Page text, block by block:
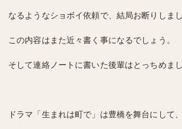
なるようなショボイ依頼で、結局お断りしまし
この内容はまた近々書く事になるでしょう。
そして連絡ノートに書いた後輩はとっちめまし
ドラマ「生まれは町で」は豊橋を舞台にして、